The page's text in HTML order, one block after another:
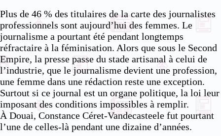
Plus de 46 % des titulaires de la carte des journalistes
professionnels sont aujourd’hui des femmes. Le
journalisme a pourtant été pendant longtemps
réfractaire à la féminisation. Alors que sous le Second
Empire, la presse passe du stade artisanal à celui de
l’industrie, que le journalisme devient une profession,
une femme dans une rédaction reste une exception.
Surtout si ce journal est un organe politique, la loi leur
imposant des conditions impossibles à remplir.
À Douai, Constance Céret-Vandecasteele fut pourtant
l’une de celles-là pendant une dizaine d’années.